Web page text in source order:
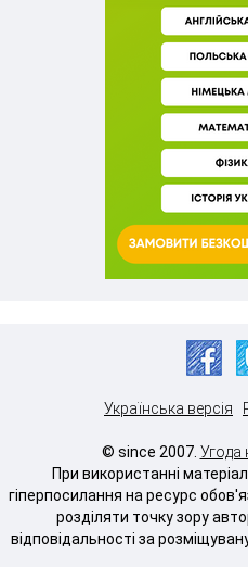
Українська версія
© since 2007. Угода
При використанні
гіперпосилання на ресурс
розділяти точку зору
відповідальності за